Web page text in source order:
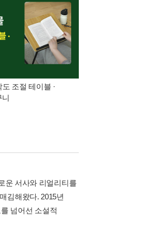
조절 테이블 ·
운 서사와 리얼리티를
김해왔다. 2015년
넘어선 소설적